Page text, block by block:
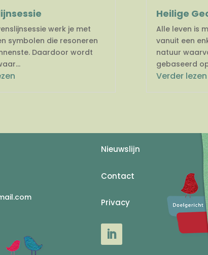
werk je met
symbolen die resoneren
Daardoor wordt
Heilige
Alle leven is
vanuit een
natuur
gebaseerd
Verder lezen
Nieuwslijn
Contact
Privacy